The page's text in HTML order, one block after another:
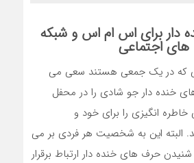
دار برای اس ام اس و شبکه
های اجتماعی
که در یک جمعی هستند سعی می
خنده دار جو شادی را در محفل
خاطره انگیزی را برای خود و
البته این به شخصیت هر فردی بر می
حرف های خنده دار ارتباط برقرار